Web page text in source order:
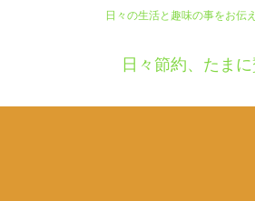
日々の生活と趣味の事をお伝
日々節約、たま